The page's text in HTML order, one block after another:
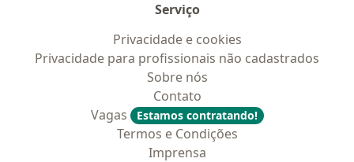
Serviço
Privacidade e cookies
Privacidade para profissionais não cadastrados
Sobre nós
Contato
Vagas
Estamos contratando!
Termos e Condições
Imprensa